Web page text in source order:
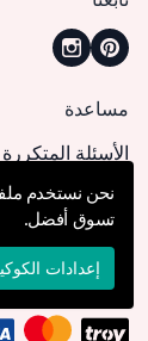
مساعدة
الأسئلة المتكررة
كيف يمكنني
الشحن والتوصيل
الإرجاع والإلغاء
نحن نستخدم
تسوق أفضل.
إعدادات